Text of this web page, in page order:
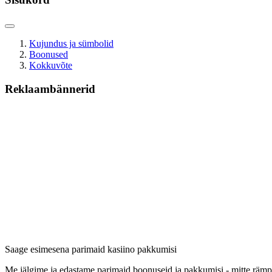
Kujundus ja sümbolid
Boonused
Kokkuvõte
Reklaambännerid
Saage esimesena parimaid kasiino pakkumisi
Me jälgime ja edastame parimaid boonuseid ja pakkumisi - mitte